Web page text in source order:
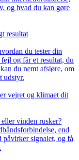
og hvad du kan gøre
resultat
du tester din
og får et resultat, du
du nemt afsløre, om
udstyr.
vejret og klimaet dit
vinden rusker?
end
signalet, og få